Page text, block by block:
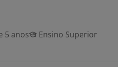
5 anos
Ensino Superior